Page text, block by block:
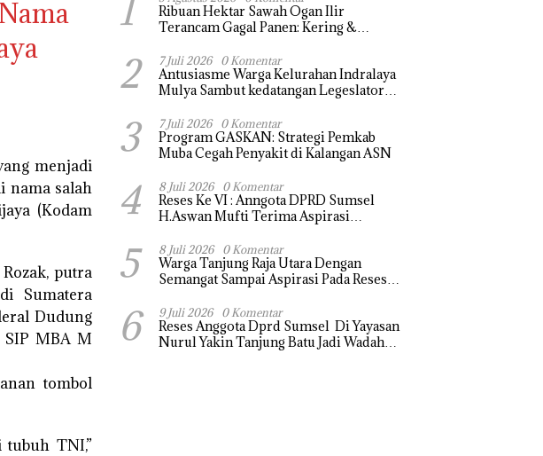
menjadi
nama salah
(Kodam
putra
Sumatera
Dudung
MBA M
tombol
TNI,”
1
Ribuan Hektar Sawah Ogan Ilir
Terancam Gagal Panen: Kering &
2 7 Juli 2026 0 Komentar
Antusiasme Warga Kelurahan Indralaya
Mulya Sambut kedatangan Legeslator
dengan Harapan dapat di perjuangkan
3 7 Juli 2026 0 Komentar
Program GASKAN: Strategi Pemkab
Muba Cegah Penyakit di Kalangan ASN
4 8 Juli 2026 0 Komentar
Reses Ke VI : Anngota DPRD Sumsel
H.Aswan Mufti Terima Aspirasi
tanjung raja yang sempat di ubah, ini
tanggapanya !
5 8 Juli 2026 0 Komentar
Warga Tanjung Raja Utara Dengan
Semangat Sampai Aspirasi Pada Reses
Sebagian Aspirasi langsung di Kabulkan
dan Segera di realisaikan
6 9 Juli 2026 0 Komentar
Reses Anggota Dprd Sumsel Di Yayasan
Nurul Yakin Tanjung Batu Jadi Wadah